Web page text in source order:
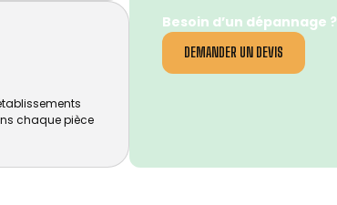
Besoin d’un dépannage ?
DEMANDER UN DEVIS
chaque pièce